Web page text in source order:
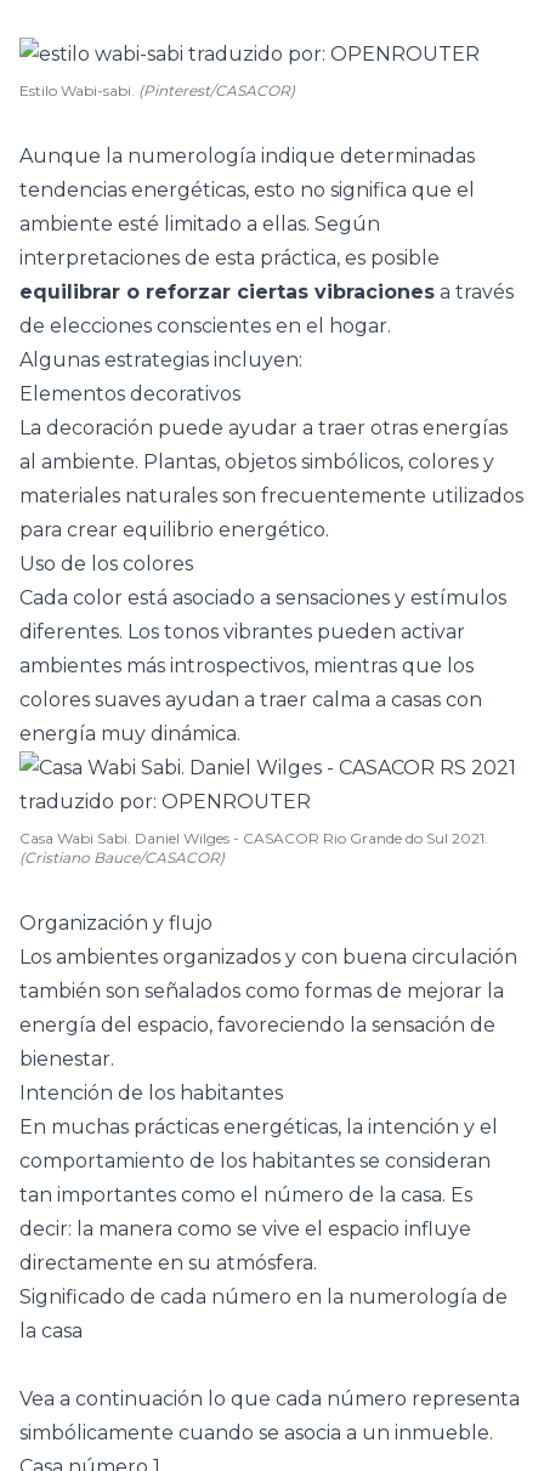
Estilo Wabi-sabi. (Pinterest/CASACOR)
Aunque la numerología indique determinadas
tendencias energéticas, esto no significa que el
ambiente esté limitado a ellas. Según
interpretaciones de esta práctica, es posible
equilibrar o reforzar ciertas vibraciones a través
de elecciones conscientes en el hogar.
Algunas estrategias incluyen:
Elementos decorativos
La decoración puede ayudar a traer otras energías
al ambiente. Plantas, objetos simbólicos, colores y
materiales naturales son frecuentemente utilizados
para crear equilibrio energético.
Uso de los colores
Cada color está asociado a sensaciones y estímulos
diferentes. Los tonos vibrantes pueden activar
ambientes más introspectivos, mientras que los
colores suaves ayudan a traer calma a casas con
energía muy dinámica.
Casa Wabi Sabi. Daniel Wilges - CASACOR Rio Grande do Sul 2021.
(Cristiano Bauce/CASACOR)
Organización y flujo
Los ambientes organizados y con buena circulación
también son señalados como formas de mejorar la
energía del espacio, favoreciendo la sensación de
bienestar.
Intención de los habitantes
En muchas prácticas energéticas, la intención y el
comportamiento de los habitantes se consideran
tan importantes como el número de la casa. Es
decir: la manera como se vive el espacio influye
directamente en su atmósfera.
Significado de cada número en la numerología de
la casa
Vea a continuación lo que cada número representa
simbólicamente cuando se asocia a un inmueble.